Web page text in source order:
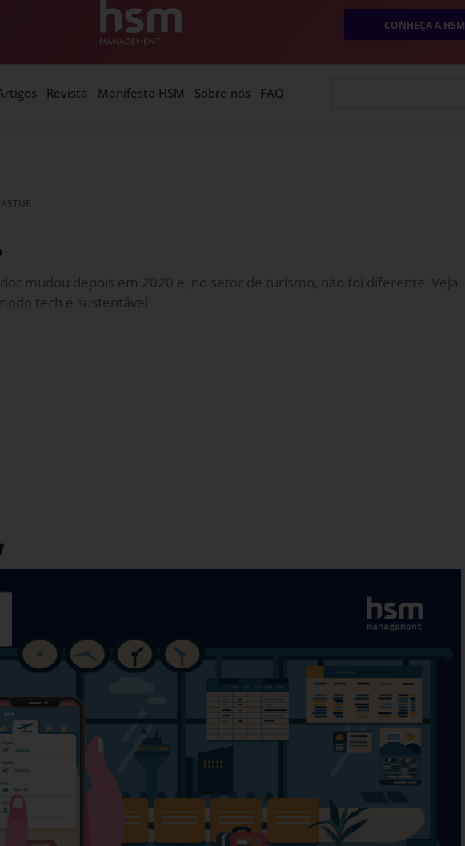
CONHEÇA A HSM
Revista Manifesto HSM Sobre nós FAQ
mudou depois em 2020 e, no setor de turismo, não foi diferente. Veja
tech e sustentável